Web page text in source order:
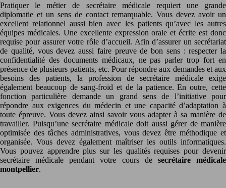
Pratiquer le métier de secrétaire médicale requiert une grande
diplomatie et un sens de contact remarquable. Vous devez avoir un
excellent relationnel aussi bien avec les patients qu’avec les autres
équipes médicales. Une excellente expression orale et écrite est donc
requise pour assurer votre rôle d’accueil. Afin d’assurer un secrétariat
de qualité, vous devez aussi faire preuve de bon sens : respecter la
confidentialité des documents médicaux, ne pas parler trop fort en
présence de plusieurs patients, etc. Pour répondre aux demandes et aux
besoins des patients, la profession de secrétaire médicale exige
également beaucoup de sang-froid et de la patience. En outre, cette
fonction particulière demande un grand sens de l’initiative pour
répondre aux exigences du médecin et une capacité d’adaptation à
toute épreuve. Vous devez ainsi savoir vous adapter à sa manière de
travailler. Puisqu’une secrétaire médicale doit aussi gérer de manière
optimisée des tâches administratives, vous devez être méthodique et
organisée. Vous devez également maîtriser les outils informatiques.
Vous pouvez apprendre plus sur les qualités requises pour devenir
secrétaire médicale pendant votre cours de secrétaire médicale
montpellier.